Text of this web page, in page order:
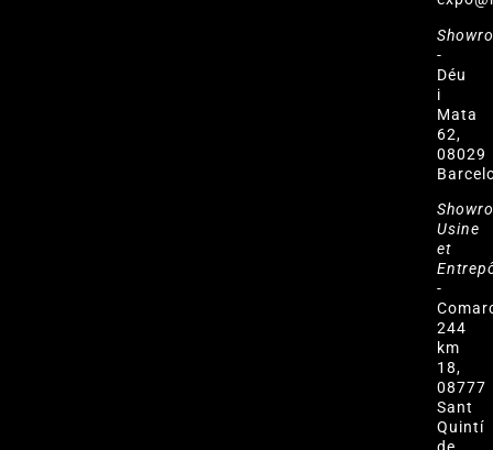
-
Déu
i
Mata
62,
08029
Usine
et
-
244
km
18,
08777
Sant
Quintí